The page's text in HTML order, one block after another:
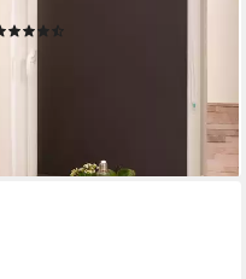
ab 13,99 €
lieferbar - in 4-5 Werktagen bei dir